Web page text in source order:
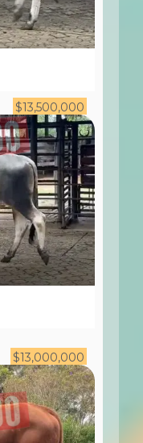
$13,500,000
$13,000,000